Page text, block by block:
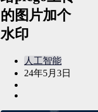
的图片加个
水印
人工智能
24年5月3日